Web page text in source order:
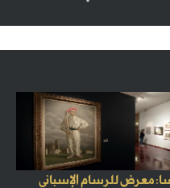
معرض للرسام الإسباني